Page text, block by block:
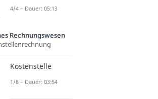
4/4 – Dauer: 05:13
Rechnungswesen
Kostenstelle
1/8 – Dauer: 03:54